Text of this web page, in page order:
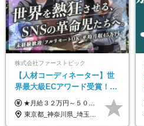
株式会社ファーストピック
【人材コーディネーター】世
界最大級ECアワード受賞！フ
ルリモート／未経験◎／月給
３２万円～／年休１３０日以
上／
★月給３２万円～５０万円＋インセンティブ賞与＋決算賞与★ （30時間の固定残業代、一律月54,750円を含む。超過分は支給） ※経験・スキルを考慮の上、決定 ※昇給：随時あり 【インセンティブについて】 自社サービスを提案し、サービス化した場合、一部の利益をインセンティブとして還元します。 試用期間中（6か月間）は、下記の給与となります。 【一都三県、大阪、名古屋、福岡の方】 月給２４万円～＋役職手当＋インセンティブ賞与 【一都三県以外の関東圏、九州、東北、北海道、その他地域の方】 月給２０万円～＋役職手当＋インセンティブ賞与 ※試用期間6ヶ月 ※試用期間中の待遇・福利厚生に差異はなし
東京都_神奈川県_埼玉県_千葉県_大阪府_愛知県_北海道_青森県_岩手県_宮城県_秋田県_山形県_福島県_茨城県_栃木県_群馬県_静岡県_岐阜県_三重県_兵庫県_京都府_滋賀県_奈良県_和歌山県_広島県_岡山県_鳥取県_島根県_山口県_福岡県_熊本県_佐賀県_長崎県_大分県_宮崎県_鹿児島県